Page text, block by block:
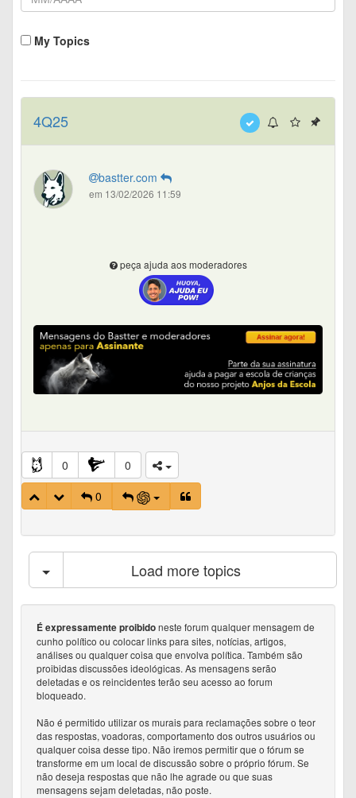
My Topics
4Q25
bastter.com
em 13/02/2026 11:59
peça ajuda aos moderadores
0
0
0
Load more topics
É expressamente proibidoneste forum qualquer mensagem de
cunho político ou colocar links para sites, notícias, artigos,
análises ou qualquer coisa que envolva política. Também são
proibidas discussões ideológicas. As mensagens serão
deletadas e os reincidentes terão seu acesso ao forum
bloqueado.
Não é permitido utilizar os murais para reclamações sobre o teor
das respostas, voadoras, comportamento dos outros usuários ou
qualquer coisa desse tipo. Não iremos permitir que o fórum se
transforme em um local de discussão sobre o próprio fórum. Se
não deseja respostas que não lhe agrade ou que suas
mensagens sejam deletadas, não poste.